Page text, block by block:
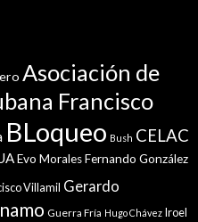
Asociación de
Francisco
BLoqueo Bush CELAC
Evo MoralesFernando González
Villamil Gerardo
Guerra Fría Hugo Chávez Iroel